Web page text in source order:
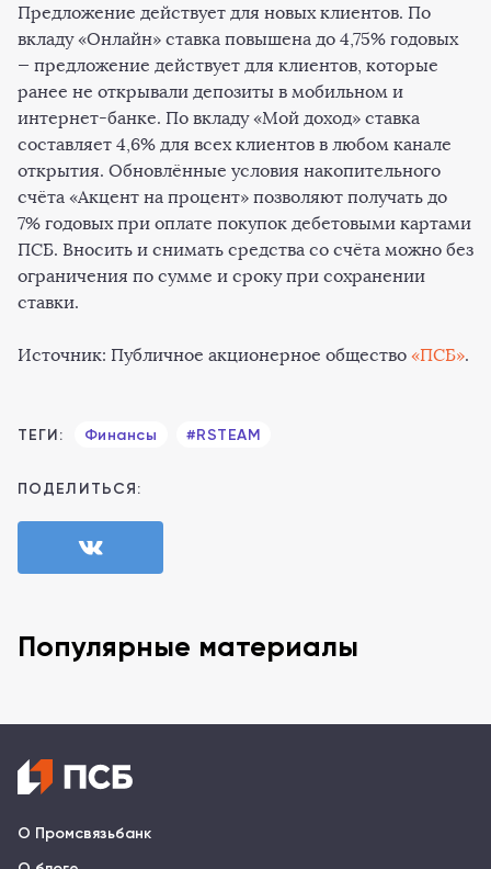
Предложение действует для новых клиентов. По
вкладу «Онлайн» ставка повышена до 4,75% годовых
— предложение действует для клиентов, которые
ранее не открывали депозиты в мобильном и
интернет-банке. По вкладу «Мой доход» ставка
составляет 4,6% для всех клиентов в любом канале
открытия. Обновлённые условия накопительного
счёта «Акцент на процент» позволяют получать до
7% годовых при оплате покупок дебетовыми картами
ПСБ. Вносить и снимать средства со счёта можно без
ограничения по сумме и сроку при сохранении
ставки.
Источник: Публичное акционерное общество «ПСБ».
ТЕГИ: Финансы #RSTEAM
ПОДЕЛИТЬСЯ:
Популярные материалы
О Промсвязьбанк